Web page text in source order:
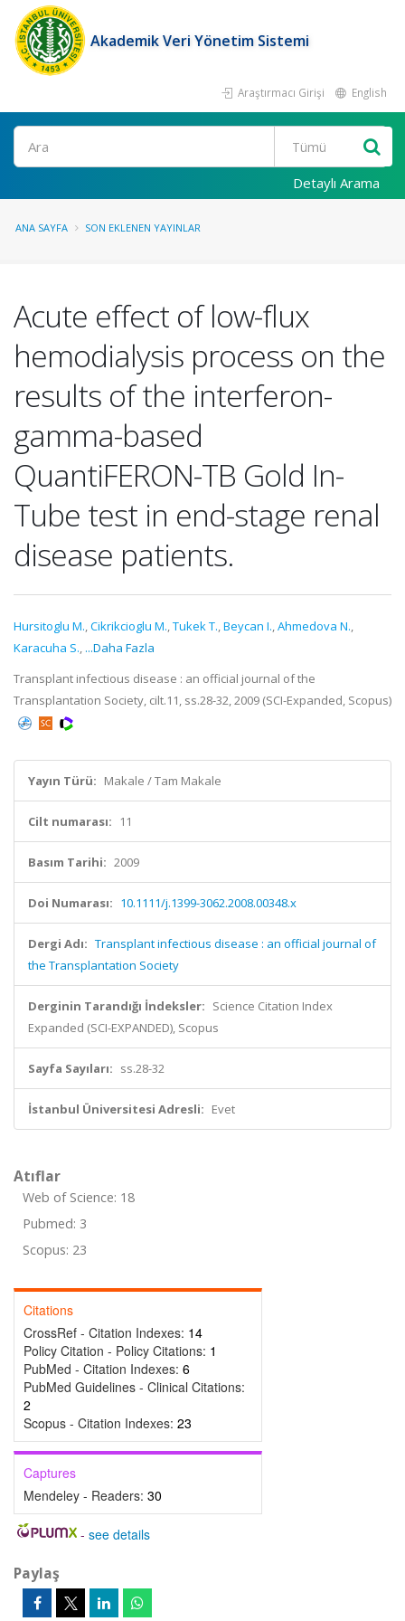
Akademik Veri Yönetim Sistemi
Araştırmacı Girişi English
Ara
Detaylı Arama
ANA SAYFA SON EKLENEN YAYINLAR
Acute effect of low-flux
hemodialysis process on the
results of the interferon-
gamma-based
QuantiFERON-TB Gold In-
Tube test in end-stage renal
disease patients.
Hursitoglu M.,Cikrikcioglu M.,Tukek T.,Beycan I.,Ahmedova N.,
Karacuha S., ...Daha Fazla
Transplant infectious disease : an official journal of the
Transplantation Society, cilt.11, ss.28-32, 2009 (SCI-Expanded, Scopus)
Yayın Türü: Makale / Tam Makale
Cilt numarası: 11
Basım Tarihi: 2009
Doi Numarası: 10.1111/j.1399-3062.2008.00348.x
Dergi Adı: Transplant infectious disease : an official journal of
the Transplantation Society
Derginin Tarandığı İndeksler: Science Citation Index
Expanded (SCI-EXPANDED), Scopus
Sayfa Sayıları: ss.28-32
İstanbul Üniversitesi Adresli: Evet
Atıflar
Web of Science: 18
Pubmed: 3
Scopus: 23
Citations
CrossRef - Citation Indexes: 14
Policy Citation - Policy Citations: 1
PubMed - Citation Indexes: 6
PubMed Guidelines - Clinical Citations:
2
Scopus - Citation Indexes: 23
Captures
Mendeley - Readers: 30
- see details
Paylaş